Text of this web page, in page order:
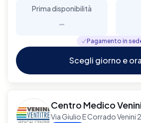
Prima disponibilità
-
Pagamento in
Scegli giorno e ora
Centro Medico
Via Giulio E Corrado Venini